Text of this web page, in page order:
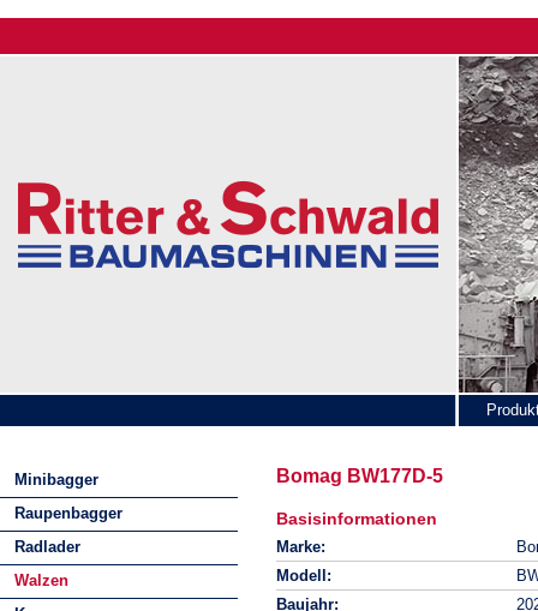
Minibagger
Raupenbagger
Radlader
Walzen
Bomag BW177D-5
Basisinformationen
Marke:
Modell:
Baujahr: